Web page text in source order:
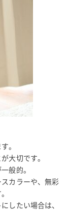
。
大切です。
般的。
カラーや、無彩
したい場合は、